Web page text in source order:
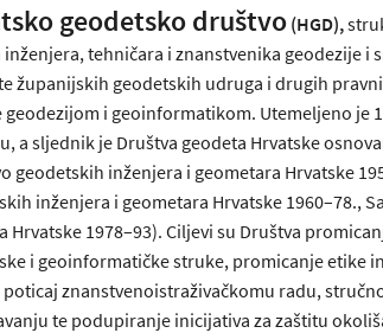
geodetsko društvo (HGD),
inženjera, tehničara i znanstvenika geodezije i
županijskih geodetskih udruga i drugih
geodezijom i geoinformatikom. Utemeljeno je
a sljednik je Društva geodeta Hrvatske
geodetskih inženjera i geometara Hrvatske
inženjera i geometara Hrvatske 1960–78.,
Hrvatske 1978–93). Ciljevi su Društva
i geoinformatičke struke, promicanje etike
poticaj znanstvenoistraživačkomu radu,
te podupiranje inicijativa za zaštitu